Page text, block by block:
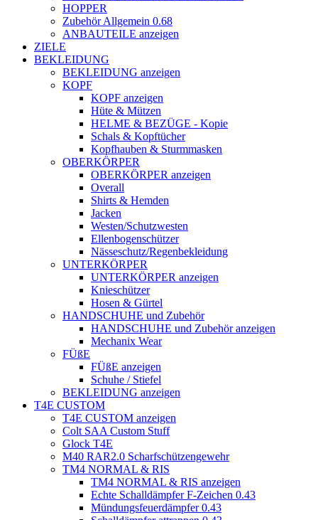
HOPPER
Zubehör Allgemein 0.68
ANBAUTEILE anzeigen
ZIELE
BEKLEIDUNG
BEKLEIDUNG anzeigen
KOPF
KOPF anzeigen
Hüte & Mützen
HELME & BEZÜGE - Kopie
Schals & Kopftücher
Kopfhauben & Sturmmasken
OBERKÖRPER
OBERKÖRPER anzeigen
Overall
Shirts & Hemden
Jacken
Westen/Schutzwesten
Ellenbogenschützer
Nässeschutz/Regenbekleidung
UNTERKÖRPER
UNTERKÖRPER anzeigen
Knieschützer
Hosen & Gürtel
HANDSCHUHE und Zubehör
HANDSCHUHE und Zubehör anzeigen
Mechanix Wear
FÜßE
FÜßE anzeigen
Schuhe / Stiefel
BEKLEIDUNG anzeigen
T4E CUSTOM
T4E CUSTOM anzeigen
Colt SAA Custom Stuff
Glock T4E
M40 RAR2.0 Scharfschützengewehr
TM4 NORMAL & RIS
TM4 NORMAL & RIS anzeigen
Echte Schalldämpfer F-Zeichen 0.43
Mündungsfeuerdämpfer 0.43